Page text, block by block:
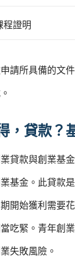
程證明
請所具備的文
，貸款？
貸款與創業基
基金。此貸款
開始獲利需要
吃緊。青年創
失敗風險。